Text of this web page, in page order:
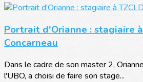
Portrait d'Orianne : stagiaire
Concarneau
Dans le cadre de son master 2,
l'UBO, a choisi de faire son stage...